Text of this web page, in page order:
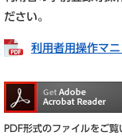
ださい。
利用者用操作マ
PDF形式のファイルをご